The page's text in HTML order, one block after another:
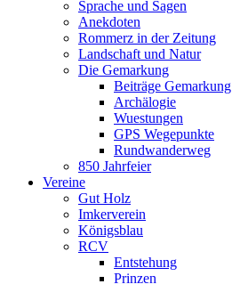
Sprache und Sagen
Anekdoten
Rommerz in der Zeitung
Landschaft und Natur
Die Gemarkung
Beiträge Gemarkung
Archälogie
Wuestungen
GPS Wegepunkte
Rundwanderweg
850 Jahrfeier
Vereine
Gut Holz
Imkerverein
Königsblau
RCV
Entstehung
Prinzen